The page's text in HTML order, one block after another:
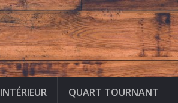
INTÉRIEUR QUART TOURNANT